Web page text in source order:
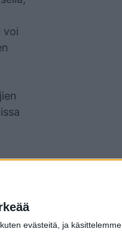
evästeitä, ja käsittelemme
voi